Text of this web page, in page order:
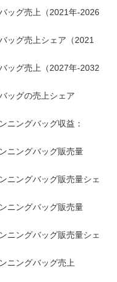
ッグ売上（2021年-2026
ッグ売上シェア（2021
ッグ売上（2027年-2032
ッグの売上シェア
ニングバッグ収益：
ニングバッグ販売量
ニングバッグ販売量シェ
ニングバッグ販売量
ニングバッグ販売量シェ
ニングバッグ売上